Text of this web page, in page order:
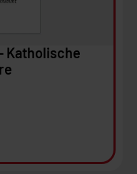
Katholische